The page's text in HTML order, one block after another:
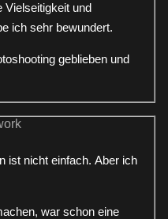
Vielseitigkeit und
ich sehr bewundert.
geblieben und
ist nicht einfach. Aber ich
war schon eine